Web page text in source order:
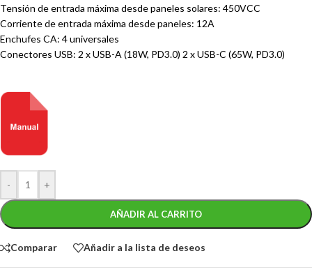
Tensión de entrada máxima desde paneles solares: 450VCC
Corriente de entrada máxima desde paneles: 12A
Enchufes CA: 4 universales
Conectores USB: 2 x USB-A (18W, PD3.0) 2 x USB-C (65W, PD3.0)
- +
AÑADIR AL CARRITO
Comparar Añadir a la lista de deseos